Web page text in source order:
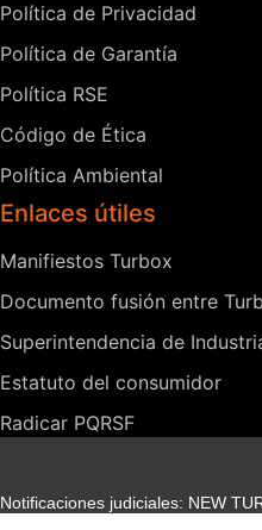
Política de Privacidad
Política de Garantía
Política RSE
Código de Ética
Política Ambiental
Enlaces útiles
Manifiestos Turbox
Documento fusión entre
Superintendencia de
Estatuto del consumidor
Radicar PQRSF
Notificaciones judiciales: NEW